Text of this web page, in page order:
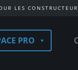
LES
PRO